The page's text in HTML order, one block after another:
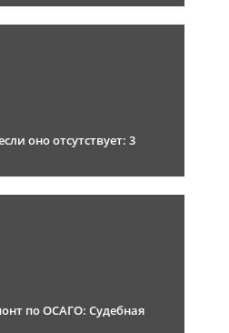
оно отсутствует: 3
по ОСАГО: Судебная